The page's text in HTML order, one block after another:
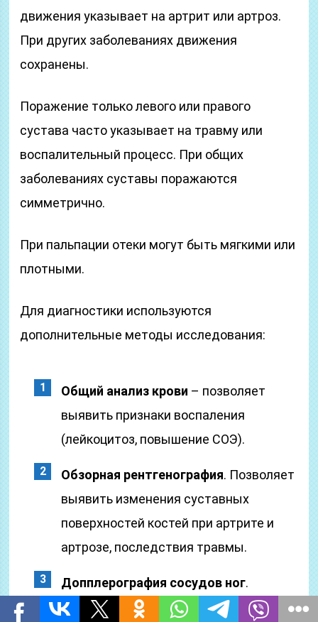
движения указывает на артрит или артроз.
При других заболеваниях движения
сохранены.
Поражение только левого или правого
сустава часто указывает на травму или
воспалительный процесс. При общих
заболеваниях суставы поражаются
симметрично.
При пальпации отеки могут быть мягкими или
плотными.
Для диагностики используются
дополнительные методы исследования:
Общий анализ крови – позволяет
выявить признаки воспаления
(лейкоцитоз, повышение СОЭ).
Обзорная рентгенография. Позволяет
выявить изменения суставных
поверхностей костей при артрите и
артрозе, последствия травмы.
Допплерография сосудов ног.
Используется для оценки состояния